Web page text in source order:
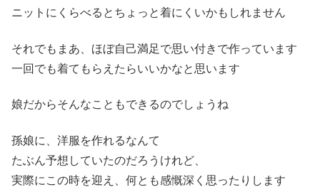
ニットにくらべるとちょっと着にくいかもしれません
それでもまあ、ほぼ自己満足で思い付きで作っています
一回でも着てもらえたらいいかなと思います
娘だからそんなこともできるのでしょうね
孫娘に、洋服を作れるなんて
たぶん予想していたのだろうけれど、
実際にこの時を迎え、何とも感慨深く思ったりします